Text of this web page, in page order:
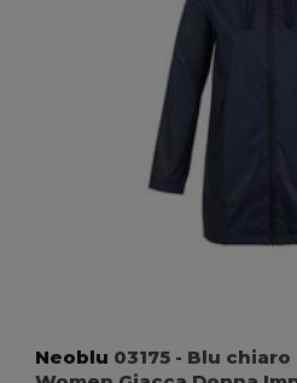
Neoblu 03175 - Blu chiaro